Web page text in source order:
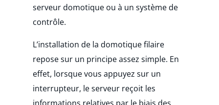
serveur domotique ou à un système de
contrôle.
L’installation de la domotique filaire
repose sur un principe assez simple. En
effet, lorsque vous appuyez sur un
interrupteur, le serveur reçoit les